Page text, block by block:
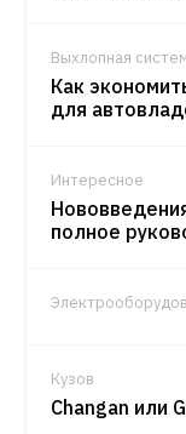
Выхлопная
Как
для
Интересное
полное
Кузов
Changan или